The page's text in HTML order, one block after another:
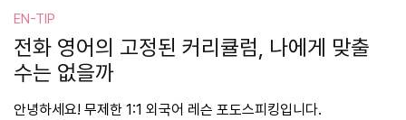
EN-TIP
전화 영어의 고정된 커리큘럼, 나에게 맞출
수는 없을까
안녕하세요! 무제한 1:1 외국어 레슨 포도스피킹입니다.